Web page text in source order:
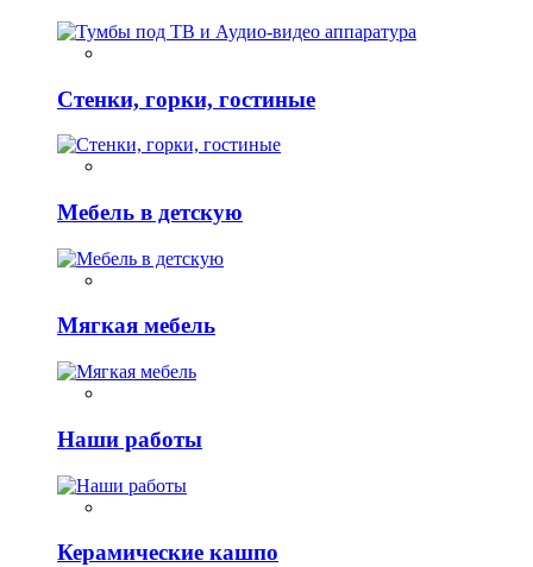
Стенки, горки, гостиные
Мебель в детскую
Мягкая мебель
Наши работы
Керамические кашпо